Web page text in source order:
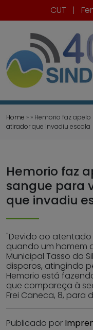
CUT |
Home » » Hemorio faz
atirador que invadiu escola
Hemorio faz
sangue para
que invadiu
"Devido ao
quando um homem
Municipal Tasso da
disparos, atingindo
Hemorio está
que compareça à
Frei Caneca, 8, para
Publicado por